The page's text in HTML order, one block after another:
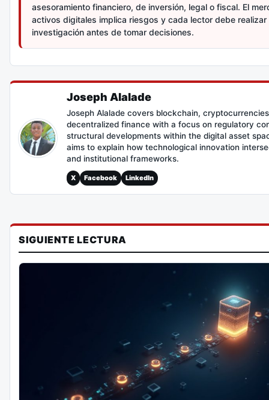
asesoramiento financiero, de inversión, legal o fiscal. El
activos digitales implica riesgos y cada lector debe realizar
investigación antes de tomar decisiones.
Joseph Alalade
Joseph Alalade covers blockchain,
decentralized finance with a focus on regulatory
structural developments within the digital asset
aims to explain how technological innovation
and institutional frameworks.
X Facebook LinkedIn
SIGUIENTE LECTURA